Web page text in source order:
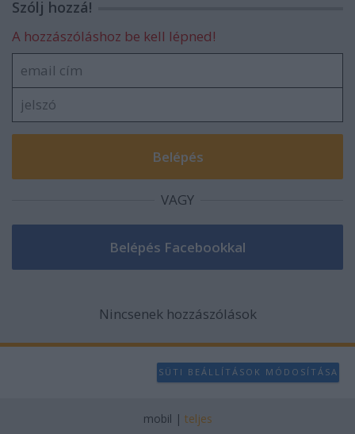
Szólj hozzá!
A hozzászóláshoz be kell lépned!
VAGY
Nincsenek hozzászólások
SÜTI BEÁLLÍTÁSOK MÓDOSÍTÁSA
mobil | teljes